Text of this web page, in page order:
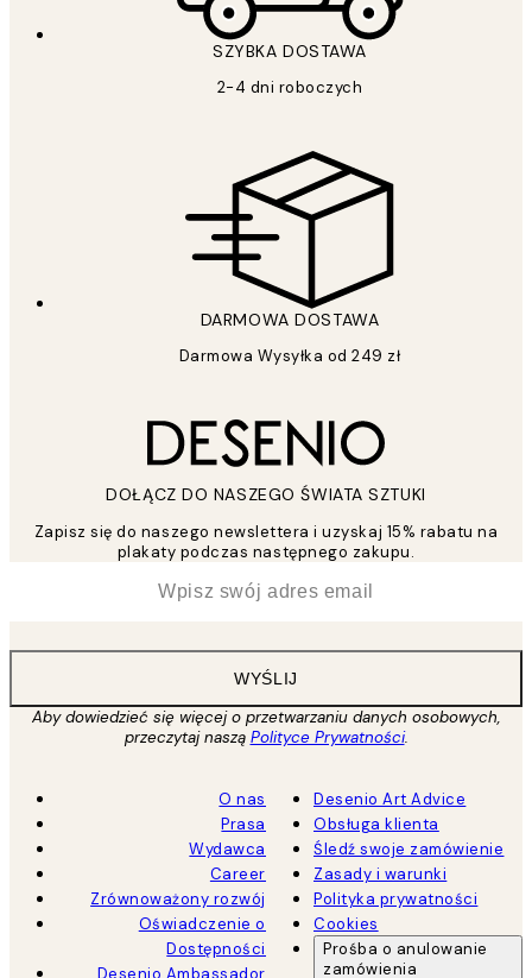
SZYBKA DOSTAWA
2-4 dni roboczych
DARMOWA DOSTAWA
Darmowa Wysyłka od 249 zł
DOŁĄCZ DO NASZEGO ŚWIATA SZTUKI
Zapisz się do naszego newslettera i uzyskaj 15% rabatu na
plakaty podczas następnego zakupu.
WYŚLIJ
Aby dowiedzieć się więcej o przetwarzaniu danych osobowych,
przeczytaj naszą Polityce Prywatności.
O nas
Prasa
Wydawca
Career
Zrównoważony rozwój
Oświadczenie o
Dostępności
Desenio Art Advice
Obsługa klienta
Śledź swoje zamówienie
Zasady i warunki
Polityka prywatności
Cookies
Prośba o anulowanie
zamówienia